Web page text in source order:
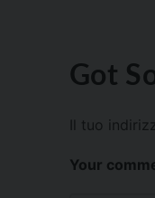
Got
Il tuo
Your